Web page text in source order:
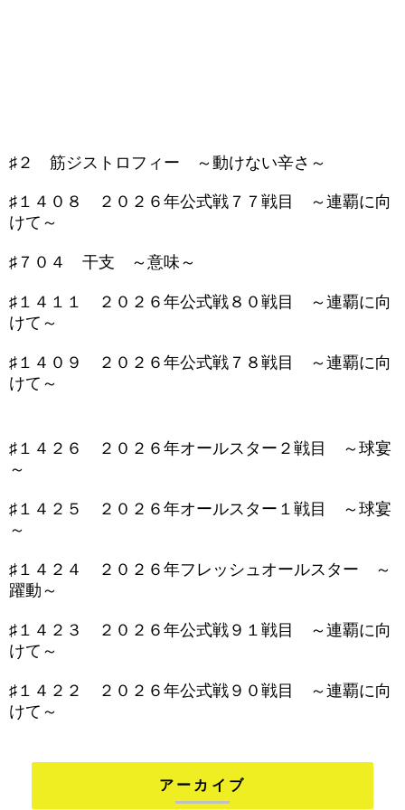
♯２ 筋ジストロフィー ～動けない辛さ～
♯１４０８ ２０２６年公式戦７７戦目 ～連覇に向
けて～
♯７０４ 干支 ～意味～
♯１４１１ ２０２６年公式戦８０戦目 ～連覇に向
けて～
♯１４０９ ２０２６年公式戦７８戦目 ～連覇に向
けて～
♯１４２６ ２０２６年オールスター２戦目 ～球宴
～
♯１４２５ ２０２６年オールスター１戦目 ～球宴
～
♯１４２４ ２０２６年フレッシュオールスター ～
躍動～
♯１４２３ ２０２６年公式戦９１戦目 ～連覇に向
けて～
♯１４２２ ２０２６年公式戦９０戦目 ～連覇に向
けて～
アーカイブ